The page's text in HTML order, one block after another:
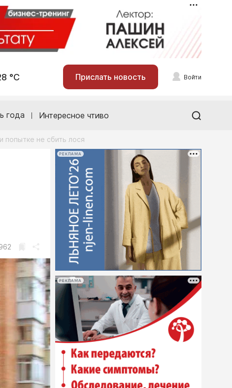
°С Прислать новость Войти
года Интересное чтиво
попытке не сбить лося
РЕКЛАМА
РЕКЛАМА